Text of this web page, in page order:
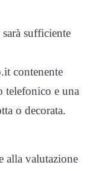
sufficiente
contenente
telefonico e una
o decorata.
alla valutazione